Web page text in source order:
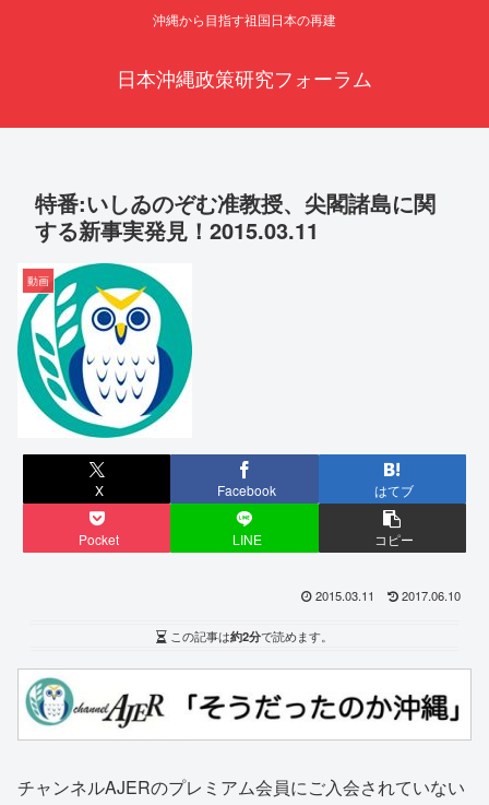
沖縄から目指す祖国日本の再建
日本沖縄政策研究フォーラム
特番:いしゐのぞむ准教授、尖閣諸島に関
する新事実発見！2015.03.11
動画
X Facebook はてブ
Pocket LINE コピー
2015.03.11 2017.06.10
この記事は約2分で読めます。
チャンネルAJERのプレミアム会員にご入会されていない